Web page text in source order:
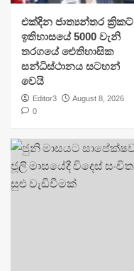
එක්දින ජාත්‍යන්තර ක්‍රිකට්
ඉතිහාසයේ 5000 වැනි
තරගයේ ඓතිහාසික
සන්ධිස්ථානය සටහන්
වෙයි
Editor3
August 8, 2026
0